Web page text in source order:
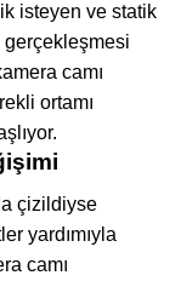
isteyen ve statik
gerçekleşmesi
camı
ortamı
çizildiyse
yardımıyla
camı